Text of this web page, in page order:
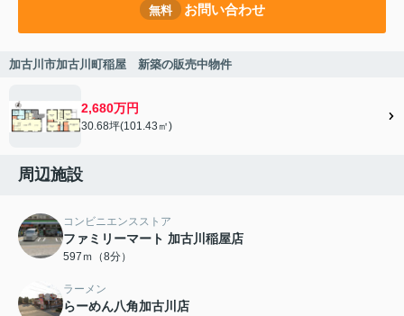
無料 お問い合わせ
加古川市加古川町稲屋 新築の販売中物件
2,680万円
30.68坪(101.43㎡)
周辺施設
コンビニエンスストア
ファミリーマート 加古川稲屋店
597ｍ（8分）
ラーメン
らーめん八角加古川店